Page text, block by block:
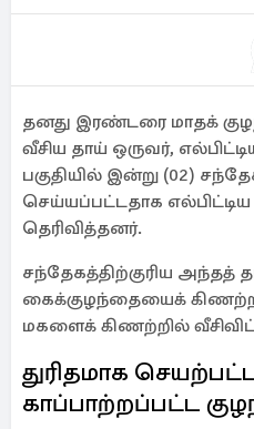
தனது இரண்டரை மாதக்
வீசிய தாய் ஒருவர்,
பகுதியில் இன்று (02)
செய்யப்பட்டதாக
தெரிவித்தனர்.
சந்தேகத்திற்குரிய அந்தத்
கைக்குழந்தையைக்
மகளைக் கிணற்றில்
துரிதமாக
காப்பாற்றப்பட்ட